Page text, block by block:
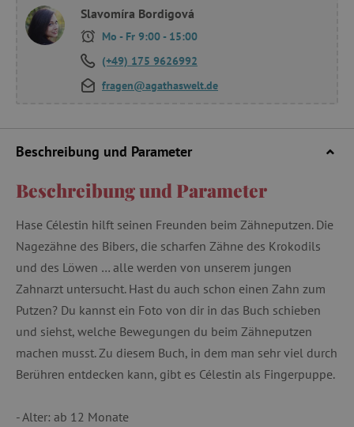
Slavomíra Bordigová
Mo - Fr 9:00 - 15:00
(+49) 175 9626992
fragen@agathaswelt.de
Beschreibung und Parameter
Beschreibung und Parameter
Hase Célestin hilft seinen Freunden beim Zähneputzen. Die
Nagezähne des Bibers, die scharfen Zähne des Krokodils
und des Löwen … alle werden von unserem jungen
Zahnarzt untersucht. Hast du auch schon einen Zahn zum
Putzen? Du kannst ein Foto von dir in das Buch schieben
und siehst, welche Bewegungen du beim Zähneputzen
machen musst. Zu diesem Buch, in dem man sehr viel durch
Berühren entdecken kann, gibt es Célestin als Fingerpuppe.
- Alter: ab 12 Monate